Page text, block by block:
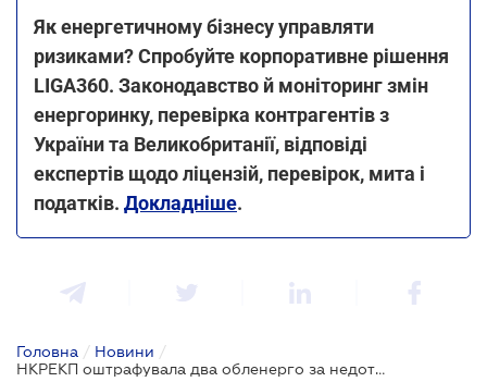
Як енергетичному бізнесу управляти
ризиками? Спробуйте корпоративне рішення
LIGA360. Законодавство й моніторинг змін
енергоринку, перевірка контрагентів з
України та Великобританії, відповіді
експертів щодо ліцензій, перевірок, мита і
податків. Докладніше.
Головна / Новини /
НКРЕКП оштрафувала два обленерго за недотримання графіків відключень